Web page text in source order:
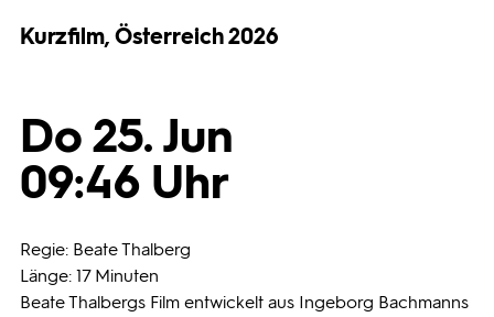
Trailer
Programmwochen
Kurzfilm, Österreich 2026
Do 25. Jun
09:46 Uhr
Regie: Beate Thalberg
Länge: 17 Minuten
Beate Thalbergs Film entwickelt aus Ingeborg Bachmanns